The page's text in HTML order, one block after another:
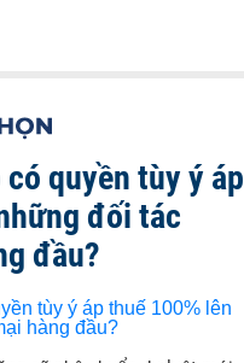
có quyền tùy ý áp
đối tác
đầu?